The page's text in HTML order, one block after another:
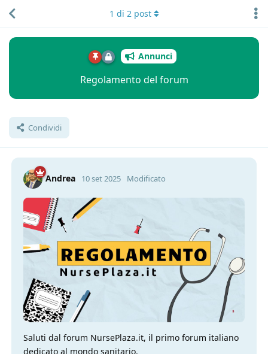
Annunci
Regolamento del forum
Condividi
1 di 2post
Andrea 10 set 2025 Modificato
Saluti dal forum NursePlaza.it, il primo forum italiano
dedicato al mondo sanitario.